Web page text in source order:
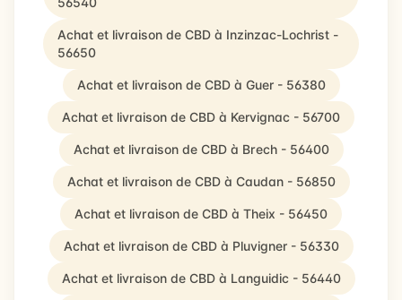
Achat et livraison de CBD à Inzinzac-Lochrist -
56650
Achat et livraison de CBD à Guer - 56380
Achat et livraison de CBD à Kervignac - 56700
Achat et livraison de CBD à Brech - 56400
Achat et livraison de CBD à Caudan - 56850
Achat et livraison de CBD à Theix - 56450
Achat et livraison de CBD à Pluvigner - 56330
Achat et livraison de CBD à Languidic - 56440